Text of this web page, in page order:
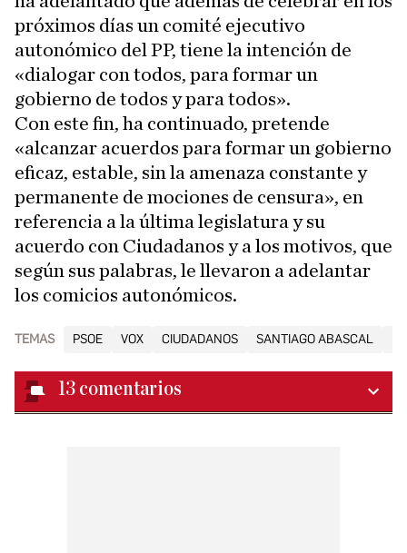
próximos días un comité ejecutivo
autonómico del PP, tiene la intención de
«dialogar con todos, para formar un
gobierno de todos y para todos».
Con este fin, ha continuado, pretende
«alcanzar acuerdos para formar un gobierno
eficaz, estable, sin la amenaza constante y
permanente de mociones de censura», en
referencia a la última legislatura y su
acuerdo con Ciudadanos y a los motivos, que
según sus palabras, le llevaron a adelantar
los comicios autonómicos.
TEMAS PSOE VOX CIUDADANOS SANTIAGO ABASCAL
13 comentarios